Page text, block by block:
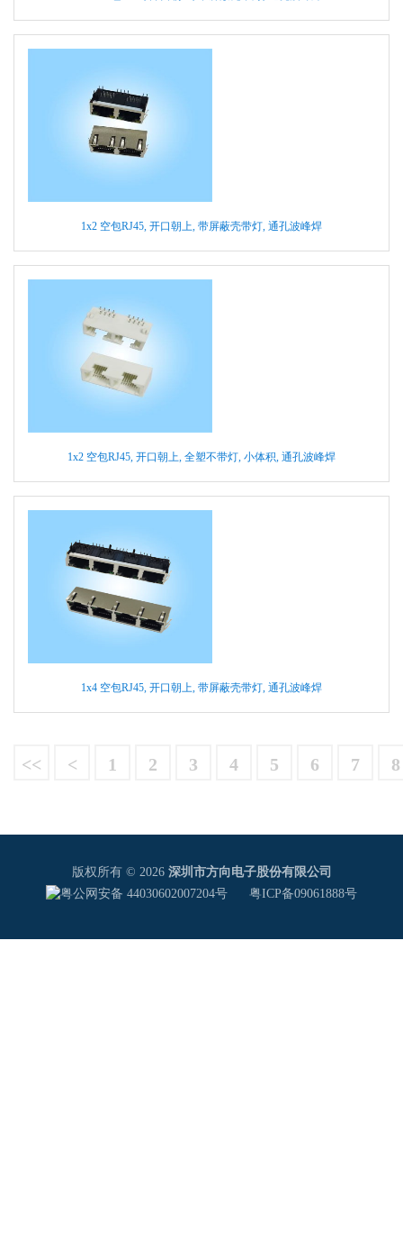
1x2 空包RJ45, 开口朝上, 带屏蔽壳带灯, 通孔波峰焊
1x2 空包RJ45, 开口朝上, 全塑不带灯, 小体积, 通孔波峰焊
1x4 空包RJ45, 开口朝上, 带屏蔽壳带灯, 通孔波峰焊
<< < 1 2 3 4 5 6 7 8
版权所有 © 2026 深圳市方向电子股份有限公司
粤公网安备 44030602007204号
粤ICP备09061888号